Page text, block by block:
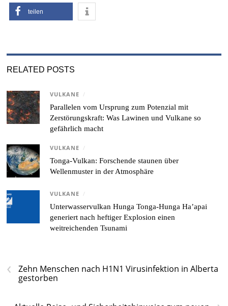
teilen
RELATED POSTS
VULKANE /
Parallelen vom Ursprung zum Potenzial mit
Zerstörungskraft: Was Lawinen und Vulkane so
gefährlich macht
VULKANE /
Tonga-Vulkan: Forschende staunen über
Wellenmuster in der Atmosphäre
VULKANE /
Unterwasservulkan Hunga Tonga-Hunga Ha’apai
generiert nach heftiger Explosion einen
weitreichenden Tsunami
‹
Zehn Menschen nach H1N1 Virusinfektion in Alberta
gestorben